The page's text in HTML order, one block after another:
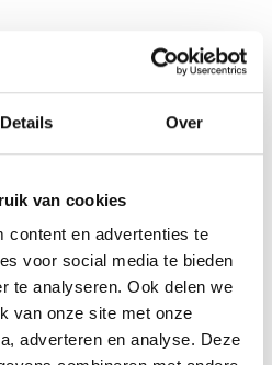
Details Over
van cookies
content en advertenties te
voor social media te bieden
te analyseren. Ook delen we
van onze site met onze
adverteren en analyse. Deze
in een
gemaakt?
zet je makkelijk je
Daardoor start je
en ben je
de status van het
urenen
je geeft de klant